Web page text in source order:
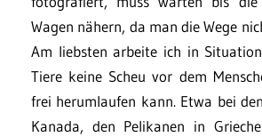
Wagen nähern, da man die Wege
Am liebsten arbeite ich in
Tiere keine Scheu vor dem
frei herumlaufen kann. Etwa bei
Kanada, den Pelikanen in